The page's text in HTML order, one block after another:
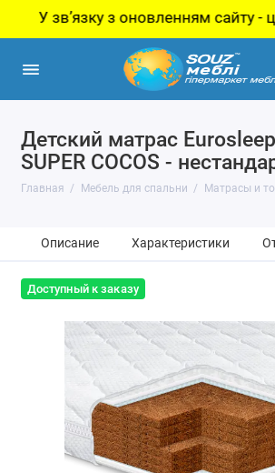
з оновленням сайту - ціну
Детский матрас
SUPER COCOS -
Главная Мебель для спальни Матрасы и
Описание Характеристики
Доступный к заказу